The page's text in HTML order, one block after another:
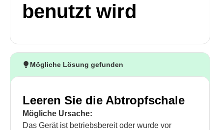
benutzt wird
Mögliche Lösung gefunden
Leeren Sie die Abtropfschale
Mögliche Ursache:
Das Gerät ist betriebsbereit oder wurde vor